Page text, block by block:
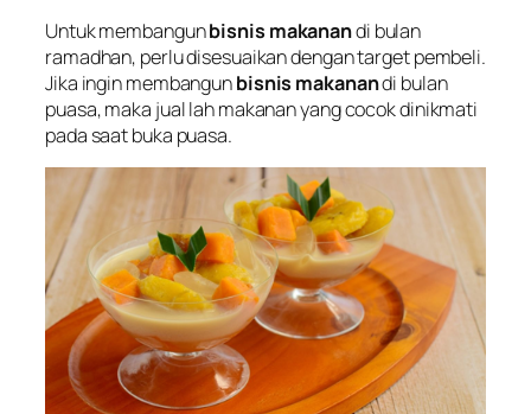
Untuk membangunbisnis makanandi bulan
ramadhan, perlu disesuaikan dengan target pembeli.
Jika ingin membangunbisnis makanandi bulan
puasa, maka jual lah makanan yang cocok dinikmati
pada saat buka puasa.